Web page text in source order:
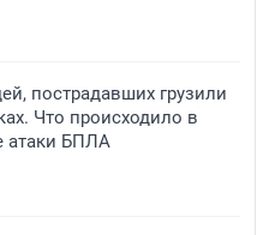
пострадавших грузили
Что происходило в
атаки БПЛА